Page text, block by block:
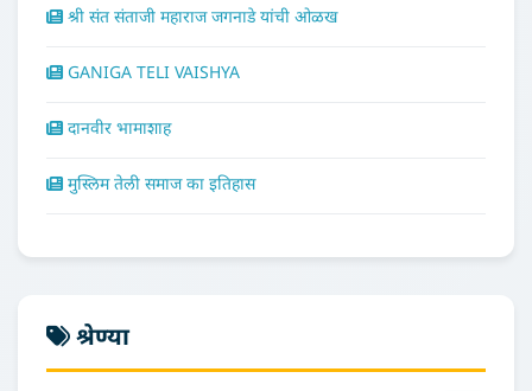
श्री संत संताजी महाराज जगनाडे यांची ओळख
GANIGA TELI VAISHYA
दानवीर भामाशाह
मुस्लिम तेली समाज का इतिहास
श्रेण्या